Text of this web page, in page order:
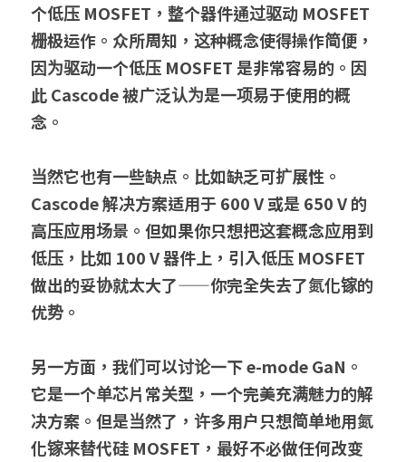
个低压 MOSFET，整个器件通过驱动 MOSFET
栅极运作。众所周知，这种概念使得操作简便，
因为驱动一个低压 MOSFET 是非常容易的。因
此 Cascode 被广泛认为是一项易于使用的概
念。
当然它也有一些缺点。比如缺乏可扩展性。
Cascode 解决方案适用于 600 V 或是 650 V 的
高压应用场景。但如果你只想把这套概念应用到
低压，比如 100 V 器件上，引入低压 MOSFET
做出的妥协就太大了——你完全失去了氮化镓的
优势。
另一方面，我们可以讨论一下 e-mode GaN。
它是一个单芯片常关型，一个完美充满魅力的解
决方案。但是当然了，许多用户只想简单地用氮
化镓来替代硅 MOSFET，最好不必做任何改变